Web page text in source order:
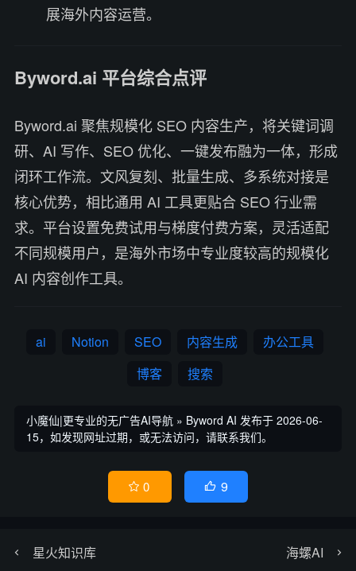
展海外内容运营。
Byword.ai 平台综合点评
Byword.ai 聚焦规模化 SEO 内容生产，将关键词调
研、AI 写作、SEO 优化、一键发布融为一体，形成
闭环工作流。文风复刻、批量生成、多系统对接是
核心优势，相比通用 AI 工具更贴合 SEO 行业需
求。平台设置免费试用与梯度付费方案，灵活适配
不同规模用户，是海外市场中专业度较高的规模化
AI 内容创作工具。
ai Notion SEO 内容生成
办公工具
博客
搜索
小魔仙|更专业的无广告AI导航 » Byword AI 发布于 2026-06-
15，如发现网址过期，或无法访问，请联系我们。
 0  9
星火知识库 海螺AI